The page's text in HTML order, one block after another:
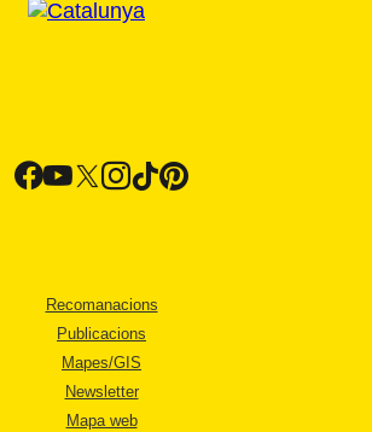
Recomanacions
Publicacions
Mapes/GIS
Newsletter
Mapa web